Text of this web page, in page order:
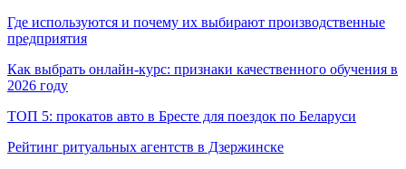
Где используются и почему их выбирают производственные
предприятия
Как выбрать онлайн-курс: признаки качественного обучения в
2026 году
ТОП 5: прокатов авто в Бресте для поездок по Беларуси
Рейтинг ритуальных агентств в Дзержинске